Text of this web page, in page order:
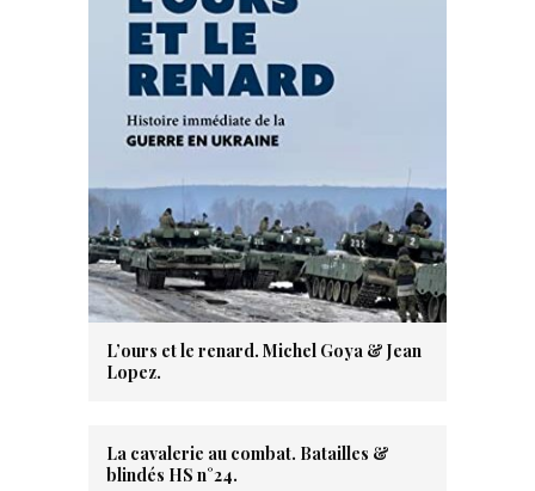
L’ours et le renard. Michel Goya & Jean
Lopez.
La cavalerie au combat. Batailles &
blindés HS n°24.